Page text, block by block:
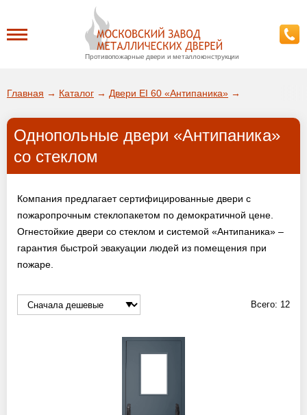
Противопожарные двери и металлоконструкции
ДА!
ВЫБРАТЬ ДРУГОЙ ГОРОД
О заводе
Доставка
Установка
Покупателям
Оптовикам
Главная → Каталог → Двери EI 60 «Антипаника» →
Однопольные двери «Антипаника»
со стеклом
Компания предлагает сертифицированные двери с
пожаропрочным стеклопакетом по демократичной цене.
Огнестойкие двери со стеклом и системой «Антипаника» –
гарантия быстрой эвакуации людей из помещения при
пожаре.
Всего: 12